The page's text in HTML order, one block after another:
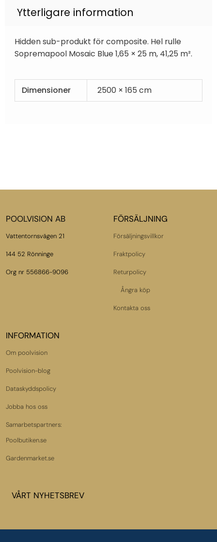
Ytterligare information
Hidden sub-produkt för composite. Hel rulle
Sopremapool Mosaic Blue 1,65 × 25 m, 41,25 m².
Dimensioner 2500 × 165 cm
POOLVISION AB
Vattentornsvägen 21
144 52 Rönninge
Org nr 556866-9096
FÖRSÄLJNING
Försäljningsvillkor
Fraktpolicy
Returpolicy
Ångra köp
Kontakta oss
INFORMATION
Om poolvision
Poolvision-blog
Dataskyddspolicy
Jobba hos oss
Samarbetspartners:
Poolbutiken.se
Gardenmarket.se
VÅRT NYHETSBREV